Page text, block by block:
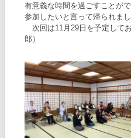
有意義な時間を過ごすことが
参加したいと言って帰られまし
次回は11月29日を予定して
郎）